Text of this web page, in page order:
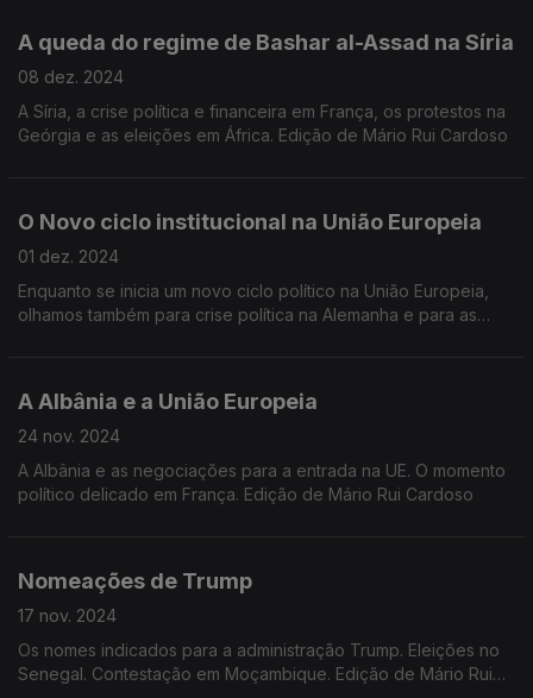
A queda do regime de Bashar al-Assad na Síria
08 dez. 2024
A Síria, a crise política e financeira em França, os protestos na
Geórgia e as eleições em África. Edição de Mário Rui Cardoso
O Novo ciclo institucional na União Europeia
01 dez. 2024
Enquanto se inicia um novo ciclo político na União Europeia,
olhamos também para crise política na Alemanha e para as
A Albânia e a União Europeia
24 nov. 2024
A Albânia e as negociações para a entrada na UE. O momento
político delicado em França. Edição de Mário Rui Cardoso
Nomeações de Trump
17 nov. 2024
Os nomes indicados para a administração Trump. Eleições no
Senegal. Contestação em Moçambique. Edição de Mário Rui